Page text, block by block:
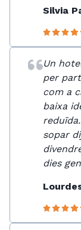
Silvia
Un
per
com a
baixa
sopar
dies